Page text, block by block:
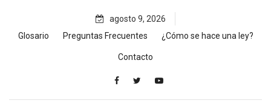
content
agosto 9, 2026
Glosario
Preguntas Frecuentes ¿Cómo se hace una ley?
Contacto